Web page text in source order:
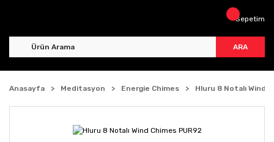
ARA
Sepetim
Anasayfa Meditasyon Energie Chimes Hluru 8 Notalı Wind